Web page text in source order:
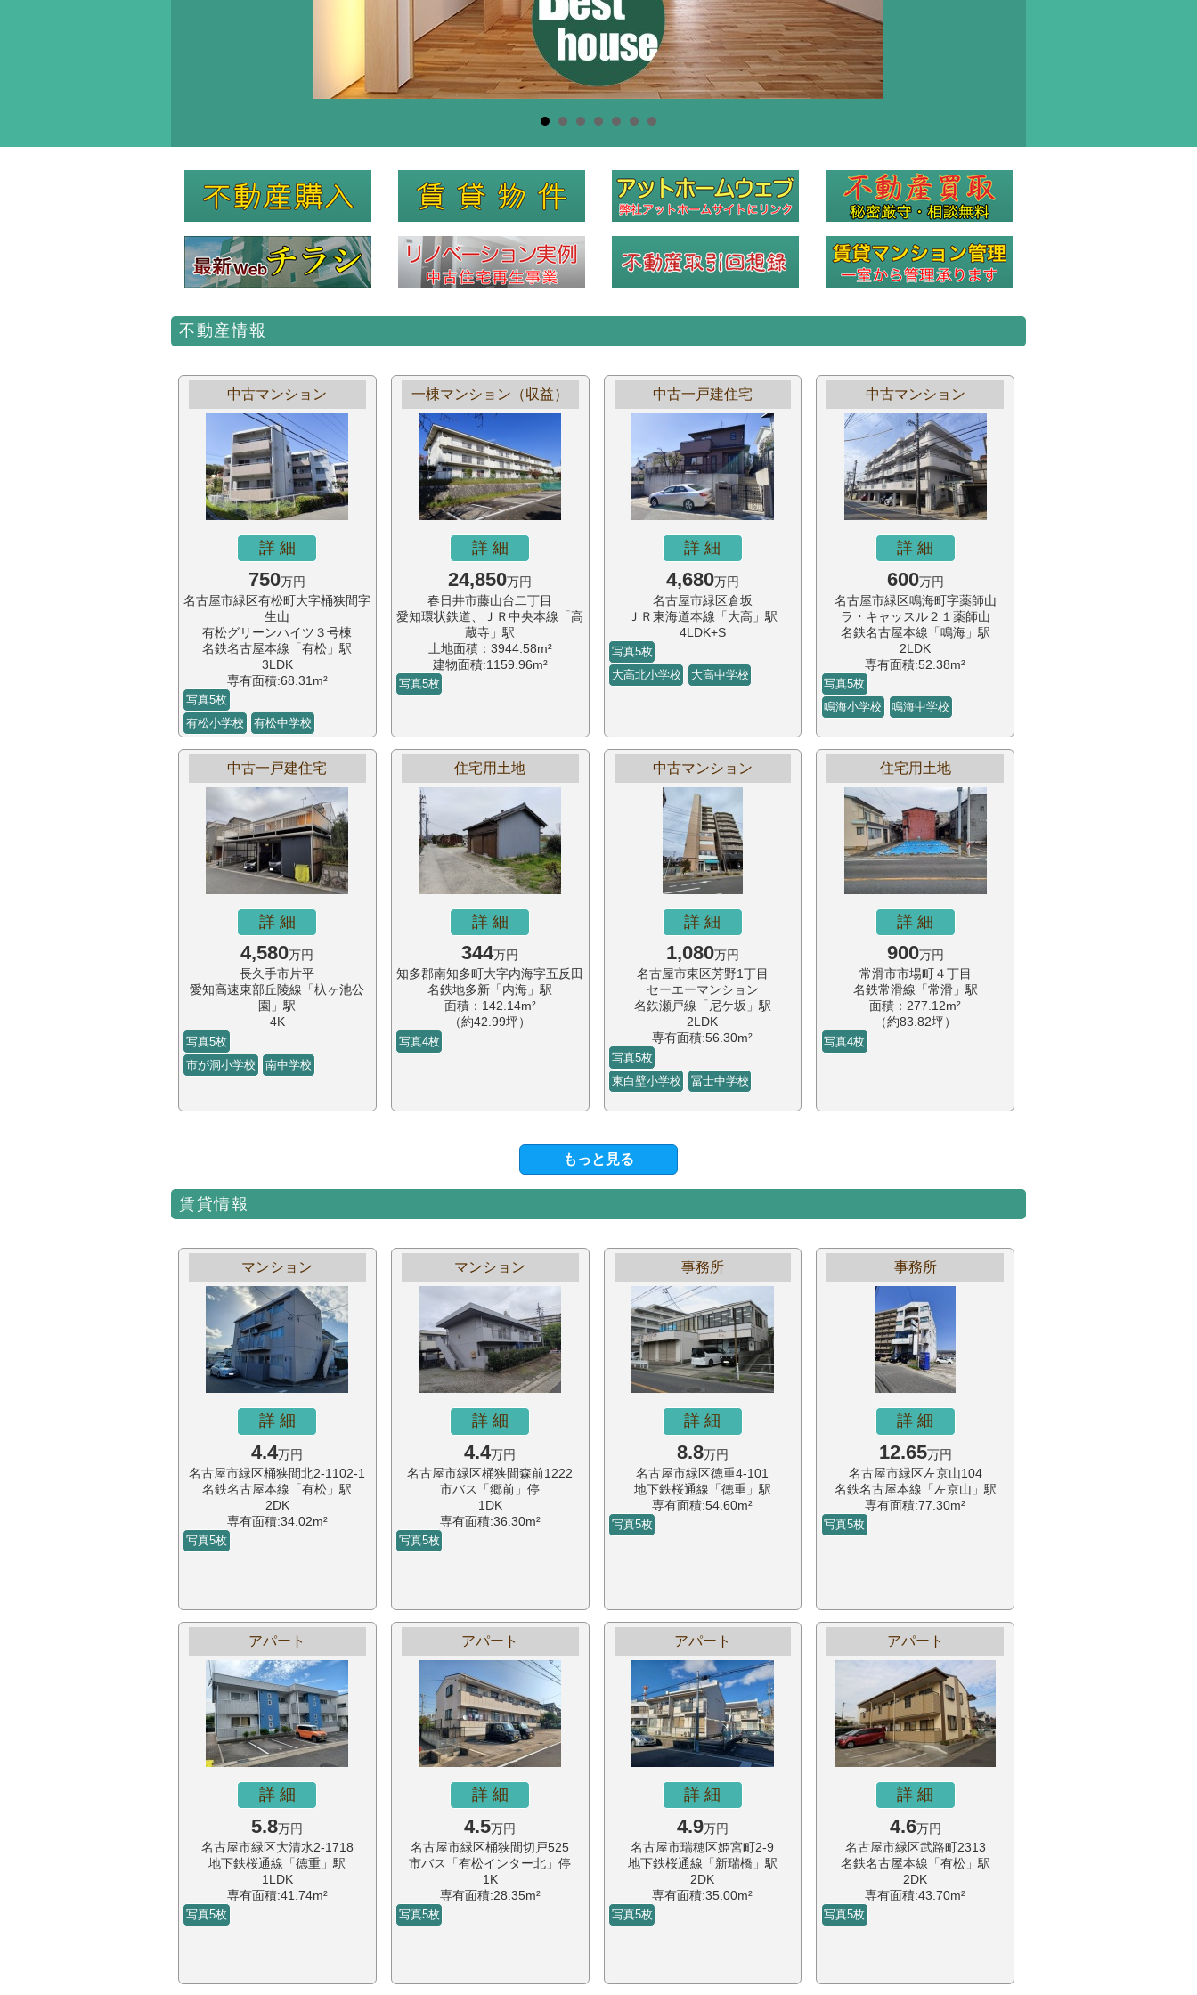
不動産情報
中古マンション
詳 細
750万円
名古屋市緑区有松町大字桶狭間字
生山
有松グリーンハイツ３号棟
名鉄名古屋本線「有松」駅
3LDK
専有面積:68.31m²
写真5枚
有松小学校
有松中学校
一棟マンション（収益）
詳 細
24,850万円
春日井市藤山台二丁目
愛知環状鉄道、ＪＲ中央本線「高
蔵寺」駅
土地面積：3944.58m²
建物面積:1159.96m²
写真5枚
中古一戸建住宅
詳 細
4,680万円
名古屋市緑区倉坂
ＪＲ東海道本線「大高」駅
4LDK+S
写真5枚
大高北小学校
大高中学校
中古マンション
詳 細
600万円
名古屋市緑区鳴海町字薬師山
ラ・キャッスル２１薬師山
名鉄名古屋本線「鳴海」駅
2LDK
専有面積:52.38m²
写真5枚
鳴海小学校
鳴海中学校
中古一戸建住宅
詳 細
4,580万円
長久手市片平
愛知高速東部丘陵線「杁ヶ池公
園」駅
4K
写真5枚
市が洞小学校
南中学校
住宅用土地
詳 細
344万円
知多郡南知多町大字内海字五反田
名鉄地多新「内海」駅
面積：142.14m²
（約42.99坪）
写真4枚
中古マンション
詳 細
1,080万円
名古屋市東区芳野1丁目
セーエーマンション
名鉄瀬戸線「尼ケ坂」駅
2LDK
専有面積:56.30m²
写真5枚
東白壁小学校
冨士中学校
住宅用土地
詳 細
900万円
常滑市市場町４丁目
名鉄常滑線「常滑」駅
面積：277.12m²
（約83.82坪）
写真4枚
もっと見る
賃貸情報
マンション
詳 細
4.4万円
名古屋市緑区桶狭間北2-1102-1
名鉄名古屋本線「有松」駅
2DK
専有面積:34.02m²
写真5枚
マンション
詳 細
4.4万円
名古屋市緑区桶狭間森前1222
市バス「郷前」停
1DK
専有面積:36.30m²
写真5枚
事務所
詳 細
8.8万円
名古屋市緑区徳重4-101
地下鉄桜通線「徳重」駅
専有面積:54.60m²
写真5枚
事務所
詳 細
12.65万円
名古屋市緑区左京山104
名鉄名古屋本線「左京山」駅
専有面積:77.30m²
写真5枚
アパート
詳 細
5.8万円
名古屋市緑区大清水2-1718
地下鉄桜通線「徳重」駅
1LDK
専有面積:41.74m²
写真5枚
アパート
詳 細
4.5万円
名古屋市緑区桶狭間切戸525
市バス「有松インター北」停
1K
専有面積:28.35m²
写真5枚
アパート
詳 細
4.9万円
名古屋市瑞穂区姫宮町2-9
地下鉄桜通線「新瑞橋」駅
2DK
専有面積:35.00m²
写真5枚
アパート
詳 細
4.6万円
名古屋市緑区武路町2313
名鉄名古屋本線「有松」駅
2DK
専有面積:43.70m²
写真5枚